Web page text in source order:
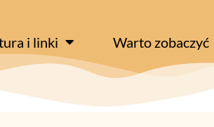
i linki Warto zobaczyć